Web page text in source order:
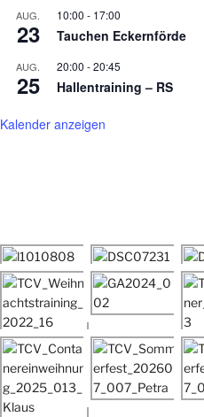
AUG.
23
10:00 - 17:00
Tauchen Eckernförde
AUG.
25
20:00 -20:45
Hallentraining – RS
Kalender anzeigen